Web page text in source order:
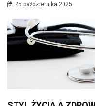
25 października 2025